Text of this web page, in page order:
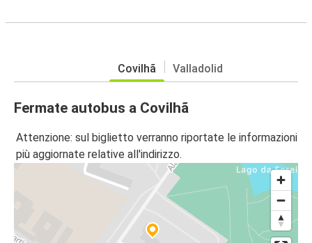
Covilhã Valladolid
Fermate autobus a Covilhã
Attenzione: sul biglietto verranno riportate le informazioni
più aggiornate relative all'indirizzo.